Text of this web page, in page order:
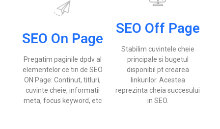
SEO On Page
Pregatim paginile dpdv al
elementelor ce tin de SEO
ON Page: Continut, titluri,
cuvinte cheie, informatii
meta, focus keyword, etc
SEO Off Page
Stabilim cuvintele cheie
principale si bugetul
disponibil pt crearea
linkurilor. Acestea
reprezinta cheia succesului
in SEO.